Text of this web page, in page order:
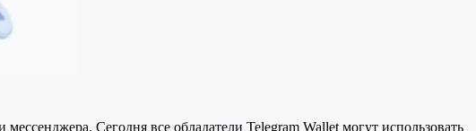
Сегодня все обладатели Telegram Wallet могут использовать